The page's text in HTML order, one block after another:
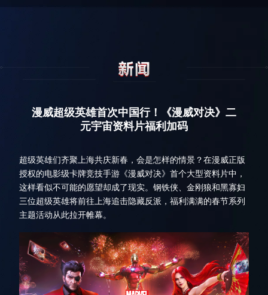
漫威超级英雄首次中国行！《漫威对决》二
元宇宙资料片福利加码
超级英雄们齐聚上海共庆新春，会是怎样的情景？在漫威正版
授权的电影级卡牌竞技手游《漫威对决》首个大型资料片中，
这样看似不可能的愿望却成了现实。钢铁侠、金刚狼和黑寡妇
三位超级英雄将前往上海追击隐藏反派，福利满满的春节系列
主题活动从此拉开帷幕。